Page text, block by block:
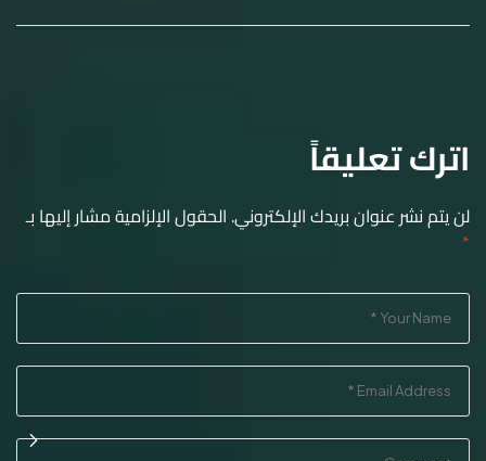
اترك تعليقاً
لن يتم نشر عنوان بريدك الإلكتروني. الحقول الإلزامية مشار إليها بـ
*